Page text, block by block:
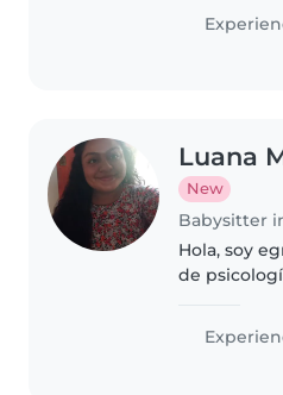
desde
Soy una
creativa y
Luana
New
Babysitter
Hola, soy
de
personas